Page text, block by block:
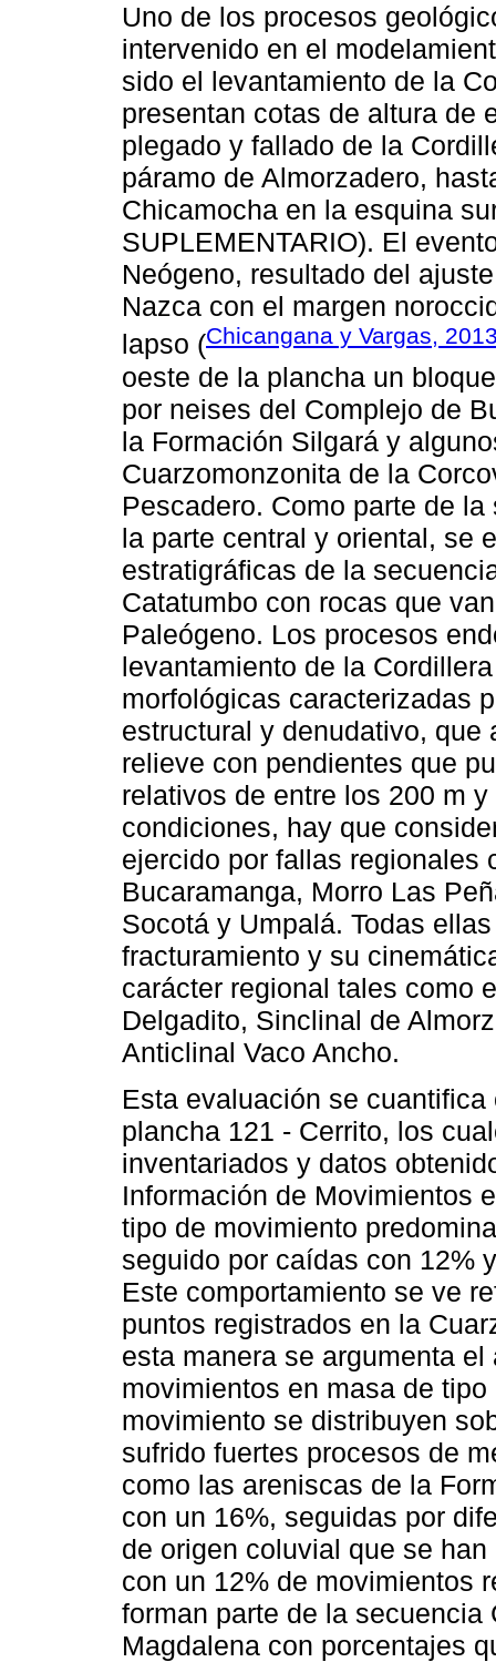
Uno de los procesos
intervenido en el
sido el levantamiento de la
presentan cotas de altura de
plegado y fallado de la
páramo de Almorzadero,
Chicamocha en la esquina
SUPLEMENTARIO). El
Neógeno, resultado del
Nazca con el margen
lapso (Chicangana y Vargas,
oeste de la plancha un
por neises del Complejo de
la Formación Silgará y
Cuarzomonzonita de la
Pescadero. Como parte de
la parte central y oriental, se
estratigráficas de la
Catatumbo con rocas que
Paleógeno. Los procesos
levantamiento de la
morfológicas caracterizadas
estructural y denudativo,
relieve con pendientes que
relativos de entre los 200 m
condiciones, hay que
ejercido por fallas regionales
Bucaramanga, Morro Las
Socotá y Umpalá. Todas
fracturamiento y su
carácter regional tales como
Delgadito, Sinclinal de
Anticlinal Vaco Ancho.
Esta evaluación se
plancha 121 - Cerrito, los
inventariados y datos
Información de Movimientos
tipo de movimiento
seguido por caídas con 12%
Este comportamiento se ve
puntos registrados en la
esta manera se argumenta
movimientos en masa de
movimiento se distribuyen
sufrido fuertes procesos de
como las areniscas de la
con un 16%, seguidas por
de origen coluvial que se
con un 12% de movimientos
forman parte de la
Magdalena con porcentajes